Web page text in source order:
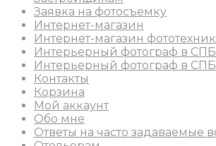
Заявка на фотосъемку
Интернет-магазин
Интернет-магазин
Интерьерный фотограф в СПБ
Интерьерный фотограф в СПБ
Контакты
Корзина
Мой аккаунт
Обо мне
Ответы на часто задаваемые